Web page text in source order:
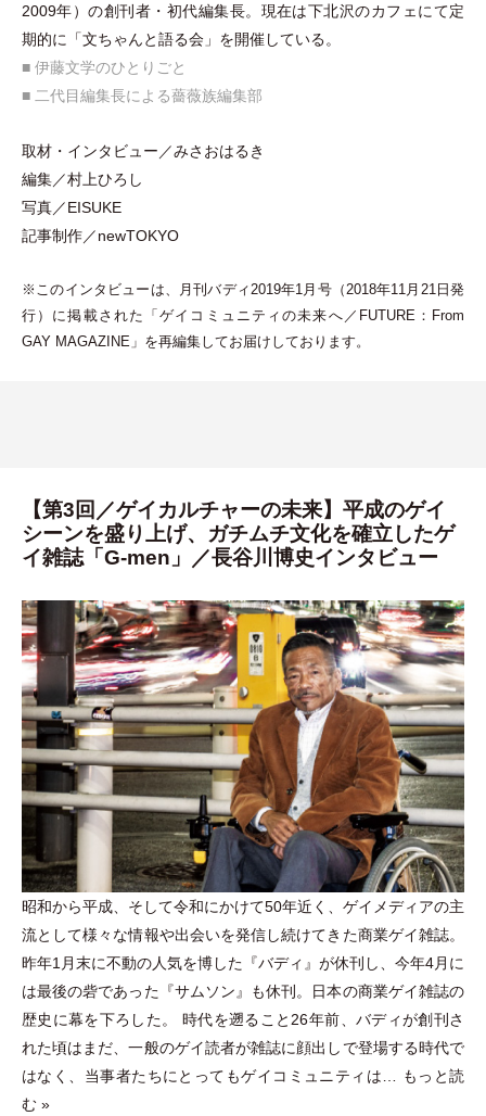
2009年）の創刊者 ・ 初代編集長。現在は下北沢のカフェにて定
期的に
「文ちゃんと語る会 」 を開催している。
■ 伊藤文学のひとりごと
■ 二代目編集長による薔薇族編集部
取材 ・ インタビュー／みさおはるき
編集／村上ひろし
写真／EISUKE
記事制作／newTOKYO
※このインタビューは、月刊バディ2019年1月号（2018年11月21日発
行 ） に掲載された 「ゲイコミュニティの未来へ／FUTURE：From
GAY MAGAZINE 」 を再編集してお届けしております。
【第3回／ゲイカルチャーの未来】平成のゲイ
シーンを盛り上げ、ガチムチ文化を確立したゲ
イ雑誌「G-men」／長谷川博史インタビュー
昭和から平成、そして令和にかけて50年近く、ゲイメディアの主
流として様々な情報や出会いを発信し続けてきた商業ゲイ雑誌。
昨年1月末に不動の人気を博した『バディ』が休刊し、今年4月に
は最後の砦であった『サムソン』も休刊。日本の商業ゲイ雑誌の
歴史に幕を下ろした。 時代を遡ること26年前、バディが創刊さ
れた頃はまだ、一般のゲイ読者が雑誌に顔出しで登場する時代で
はなく、当事者たちにとってもゲイコミュニティは…
もっと読
む »